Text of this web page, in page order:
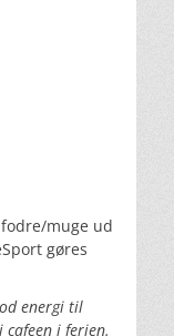
muge ud
gøres
energi til
i ferien.